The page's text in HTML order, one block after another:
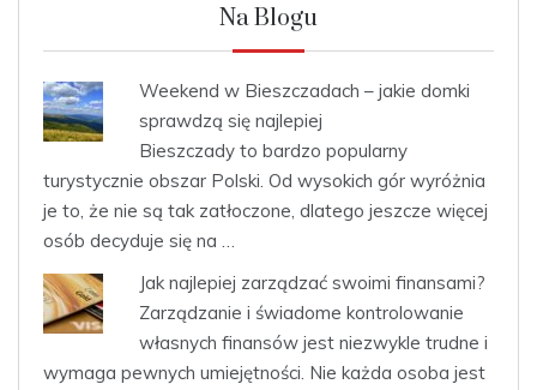
Na Blogu
Weekend w Bieszczadach – jakie domki
sprawdzą się najlepiej
Bieszczady to bardzo popularny
turystycznie obszar Polski. Od wysokich gór wyróżnia
je to, że nie są tak zatłoczone, dlatego jeszcze więcej
osób decyduje się na …
Jak najlepiej zarządzać swoimi finansami?
Zarządzanie i świadome kontrolowanie
własnych finansów jest niezwykle trudne i
wymaga pewnych umiejętności. Nie każda osoba jest